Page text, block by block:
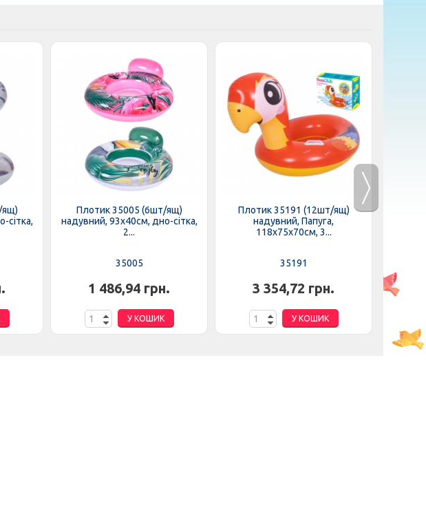
ящ)
сітка,
Плотик 35005 (6шт/ящ)
надувний, 93х40см, дно-сітка,
2...
35005
1 486,94 грн.
У КОШИК
Плотик 35191 (12шт/ящ)
надувний, Папуга,
118х75х70см, 3...
35191
3 354,72 грн.
У КОШИК